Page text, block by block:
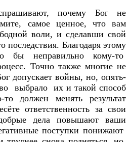
почему Бог не
самое ценное, что вам
воли, и сделавши свой
последствия. Благодаря этому
неправильно кому-то
Точно также многие не
допускает войны, но, опять-
выбрало их и такой способ
должен менять результат
ответственность за свои
дела повышают ваши
поступки понижают